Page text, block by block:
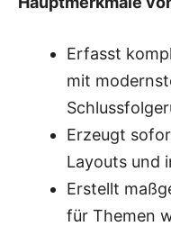
Erfasst
mit
Erzeugt
Layouts und
Erstellt
für Themen